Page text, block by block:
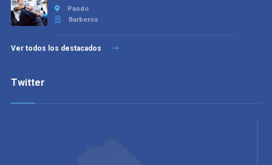
Pando
Barberos
Ver todos los destacados
Twitter